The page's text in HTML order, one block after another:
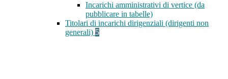
Incarichi amministrativi di vertice (da
pubblicare in tabelle)
Titolari di incarichi dirigenziali (dirigenti non
generali) 5